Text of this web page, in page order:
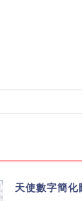
天使數字簡化